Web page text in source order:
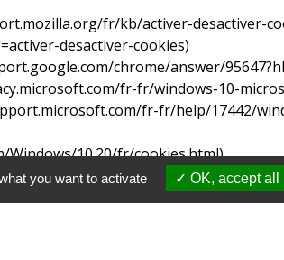
fr/kb/activer-desactiver-
desactiver-cookies)
chrome/answer/
fr-fr/windows-10-
fr-fr/help/17442/
Windows/10.20/fr/cookies.html)
kb/ph21411?locale=fr_CA)
you want to activate OK, accept all